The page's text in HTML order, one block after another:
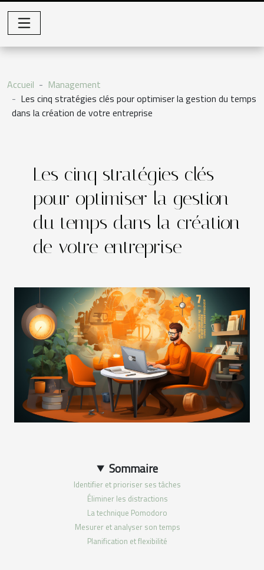
Accueil
Management
Les cinq stratégies clés pour optimiser la gestion du temps
dans la création de votre entreprise
Les cinq stratégies clés
pour optimiser la gestion
du temps dans la création
de votre entreprise
Sommaire
Identifier et prioriser ses tâches
Éliminer les distractions
La technique Pomodoro
Mesurer et analyser son temps
Planification et flexibilité